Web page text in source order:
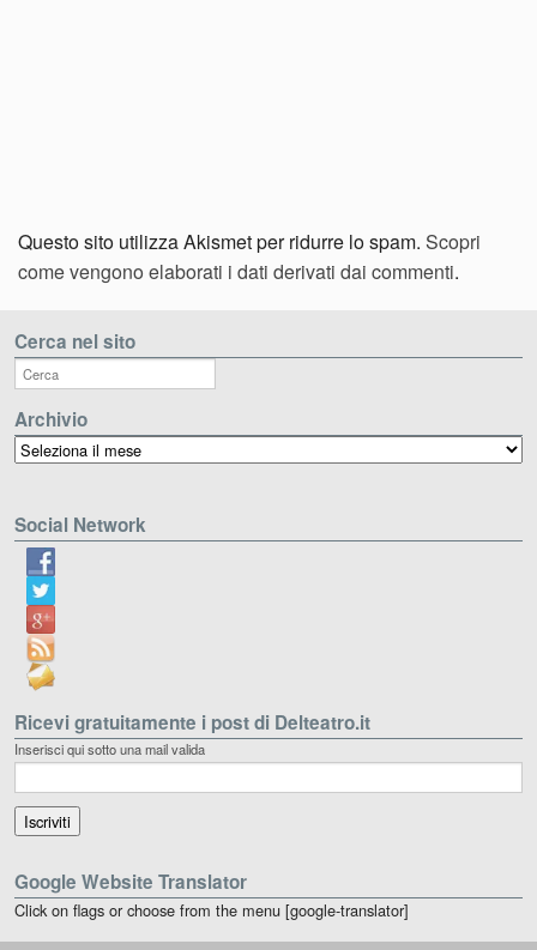
Questo sito utilizza Akismet per ridurre lo spam. Scopri
come vengono elaborati i dati derivati dai commenti.
Cerca nel sito
Archivio
Archivio
Social Network
Ricevi gratuitamente i post di Delteatro.it
Inserisci qui sotto una mail valida
Google Website Translator
Click on flags or choose from the menu [google-translator]